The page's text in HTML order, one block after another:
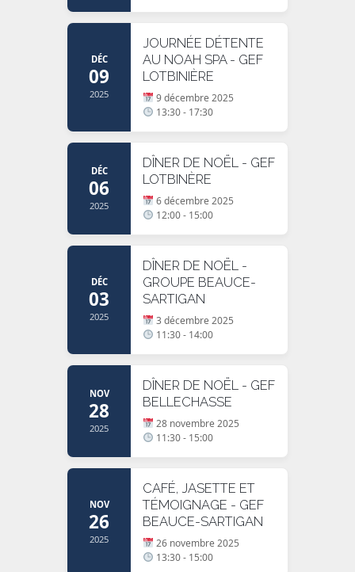
DÉC
09
2025
JOURNÉE DÉTENTE
AU NOAH SPA - GEF
LOTBINIÈRE
9 décembre 2025
13:30 - 17:30
DÉC
06
2025
DÎNER DE NOËL - GEF
LOTBINÈRE
6 décembre 2025
12:00 - 15:00
DÉC
03
2025
DÎNER DE NOËL -
GROUPE BEAUCE-
SARTIGAN
3 décembre 2025
11:30 - 14:00
NOV
28
2025
DÎNER DE NOËL - GEF
BELLECHASSE
28 novembre 2025
11:30 - 15:00
NOV
26
2025
CAFÉ, JASETTE ET
TÉMOIGNAGE - GEF
BEAUCE-SARTIGAN
26 novembre 2025
13:30 - 15:00